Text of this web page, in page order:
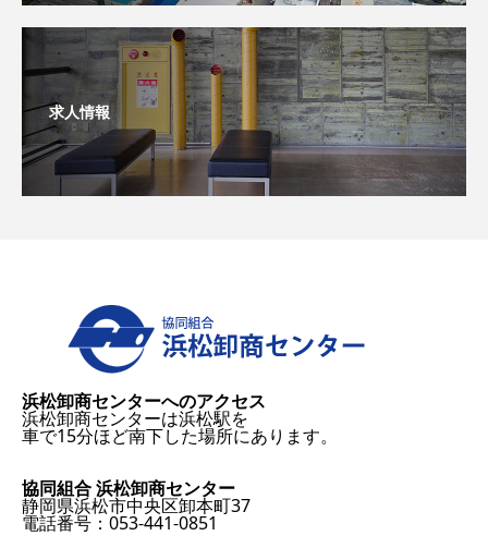
求人情報
浜松卸商センターへのアクセス
浜松卸商センターは浜松駅を
車で15分ほど南下した場所にあります。
協同組合 浜松卸商センター
静岡県浜松市中央区卸本町37
電話番号：053-441-0851